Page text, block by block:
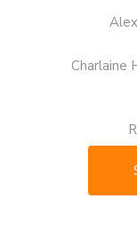
Charlaine